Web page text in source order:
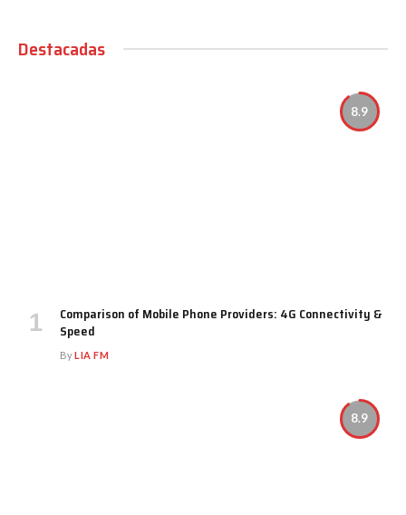
Destacadas
8.9
Comparison of Mobile Phone Providers: 4G Connectivity &
Speed
ByLIA FM
8.9